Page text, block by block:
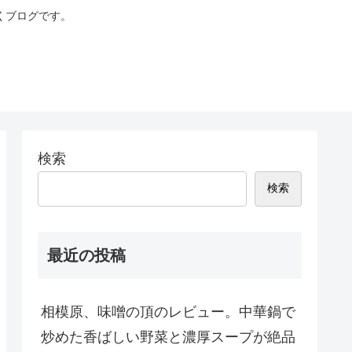
ログです。
検索
検索
最近の投稿
相模原、味噌の頂のレビュー。中華鍋で
炒めた香ばしい野菜と濃厚スープが絶品